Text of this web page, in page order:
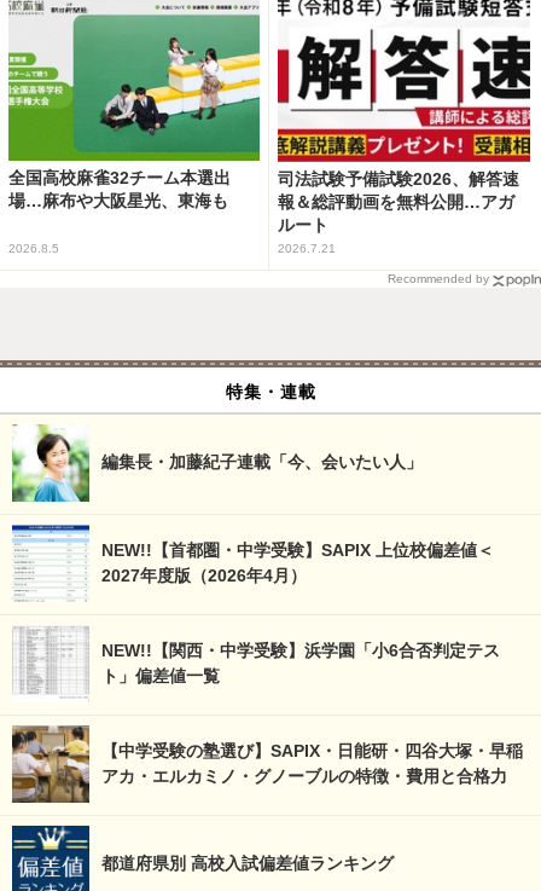
全国高校麻雀32チーム本選出
場…麻布や大阪星光、東海も
2026.8.5
司法試験予備試験2026、解答速
報＆総評動画を無料公開…アガ
ルート
2026.7.21
Recommended by
特集・連載
編集長・加藤紀子連載「今、会いたい人」
NEW!!【首都圏・中学受験】SAPIX 上位校偏差値＜
2027年度版（2026年4月）
NEW!!【関西・中学受験】浜学園「小6合否判定テス
ト」偏差値一覧
【中学受験の塾選び】SAPIX・日能研・四谷大塚・早稲
アカ・エルカミノ・グノーブルの特徴・費用と合格力
都道府県別 高校入試偏差値ランキング